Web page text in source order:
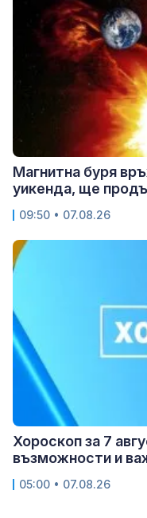
Магнитна буря
уикенда, ще
09:50 • 07.08.26
Хороскоп за 7
възможности и
05:00 • 07.08.26